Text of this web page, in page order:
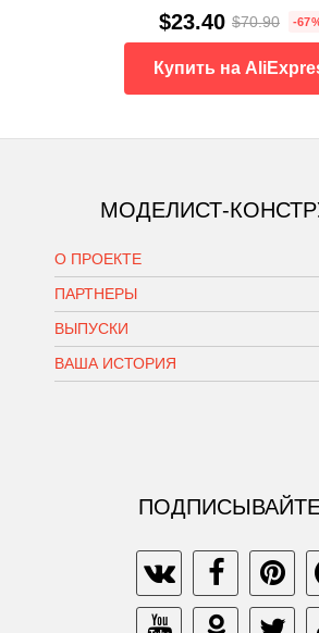
$23.40 $70.90 -
Купить на
МОДЕЛИСТ-
О ПРОЕКТЕ
ПАРТНЕРЫ
ВЫПУСКИ
ВАША ИСТОРИЯ